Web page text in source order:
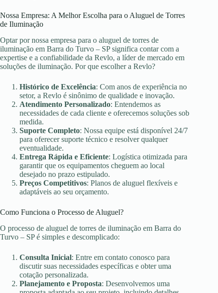
Nossa Empresa: A Melhor Escolha para o Aluguel de Torres
de Iluminação
Optar por nossa empresa para o aluguel de torres de
iluminação em Barra do Turvo – SP significa contar com a
expertise e a confiabilidade da Revlo, a líder de mercado em
soluções de iluminação. Por que escolher a Revlo?
Histórico de Excelência: Com anos de experiência no
setor, a Revlo é sinônimo de qualidade e inovação.
Atendimento Personalizado: Entendemos as
necessidades de cada cliente e oferecemos soluções sob
medida.
Suporte Completo: Nossa equipe está disponível 24/7
para oferecer suporte técnico e resolver qualquer
eventualidade.
Entrega Rápida e Eficiente: Logística otimizada para
garantir que os equipamentos cheguem ao local
desejado no prazo estipulado.
Preços Competitivos: Planos de aluguel flexíveis e
adaptáveis ao seu orçamento.
Como Funciona o Processo de Aluguel?
O processo de aluguel de torres de iluminação em Barra do
Turvo – SP é simples e descomplicado:
Consulta Inicial: Entre em contato conosco para
discutir suas necessidades específicas e obter uma
cotação personalizada.
Planejamento e Proposta: Desenvolvemos uma